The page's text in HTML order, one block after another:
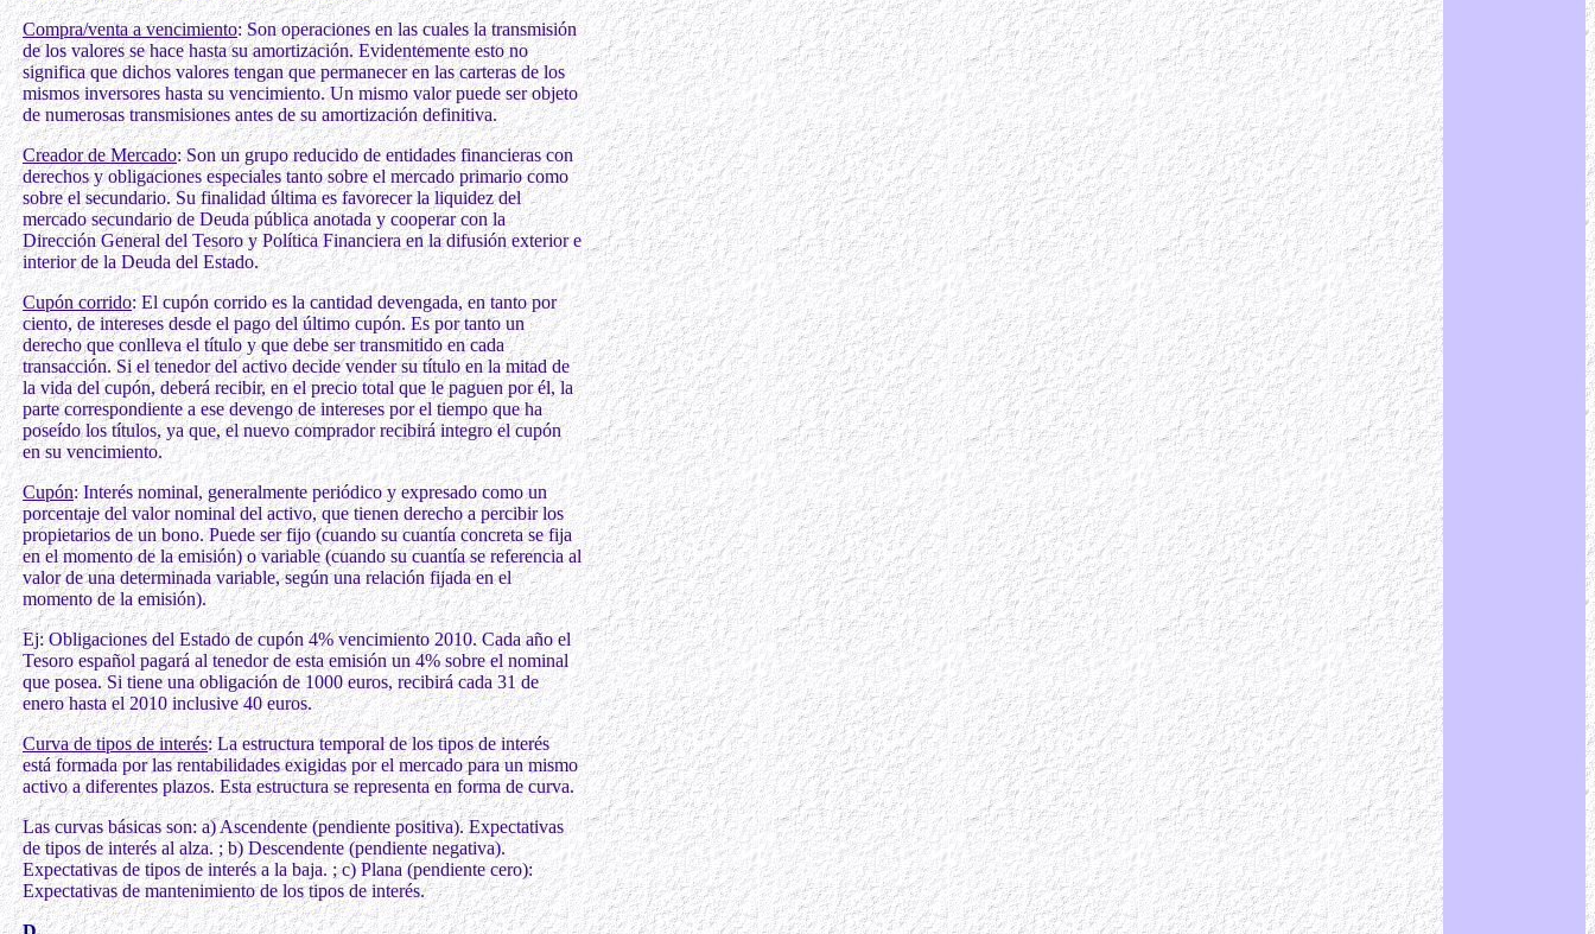
Compra/venta a vencimiento: Son operaciones en las cuales la transmisión
de los valores se hace hasta su amortización. Evidentemente esto no
significa que dichos valores tengan que permanecer en las carteras de los
mismos inversores hasta su vencimiento. Un mismo valor puede ser objeto
de numerosas transmisiones antes de su amortización definitiva.
Creador de Mercado: Son un grupo reducido de entidades financieras con
derechos y obligaciones especiales tanto sobre el mercado primario como
sobre el secundario. Su finalidad última es favorecer la liquidez del
mercado secundario de Deuda pública anotada y cooperar con la
Dirección General del Tesoro y Política Financiera en la difusión exterior e
interior de la Deuda del Estado.
Cupón corrido: El cupón corrido es la cantidad devengada, en tanto por
ciento, de intereses desde el pago del último cupón. Es por tanto un
derecho que conlleva el título y que debe ser transmitido en cada
transacción. Si el tenedor del activo decide vender su título en la mitad de
la vida del cupón, deberá recibir, en el precio total que le paguen por él, la
parte correspondiente a ese devengo de intereses por el tiempo que ha
poseído los títulos, ya que, el nuevo comprador recibirá integro el cupón
en su vencimiento.
Cupón: Interés nominal, generalmente periódico y expresado como un
porcentaje del valor nominal del activo, que tienen derecho a percibir los
propietarios de un bono. Puede ser fijo (cuando su cuantía concreta se fija
en el momento de la emisión) o variable (cuando su cuantía se referencia al
valor de una determinada variable, según una relación fijada en el
momento de la emisión).
Ej: Obligaciones del Estado de cupón 4% vencimiento 2010. Cada año el
Tesoro español pagará al tenedor de esta emisión un 4% sobre el nominal
que posea. Si tiene una obligación de 1000 euros, recibirá cada 31 de
enero hasta el 2010 inclusive 40 euros.
Curva de tipos de interés: La estructura temporal de los tipos de interés
está formada por las rentabilidades exigidas por el mercado para un mismo
activo a diferentes plazos. Esta estructura se representa en forma de curva.
Las curvas básicas son: a) Ascendente (pendiente positiva). Expectativas
de tipos de interés al alza. ; b) Descendente (pendiente negativa).
Expectativas de tipos de interés a la baja. ; c) Plana (pendiente cero):
Expectativas de mantenimiento de los tipos de interés.